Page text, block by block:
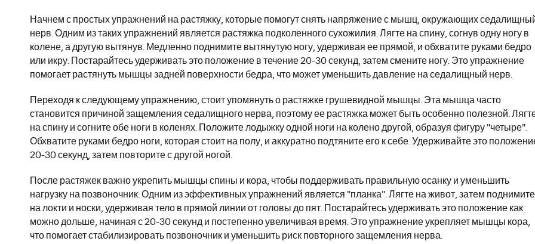
Начнем с простых упражнений на растяжку, которые помогут снять напряжение с мышц, окружающих
нерв. Одним из таких упражнений является растяжка подколенного сухожилия. Лягте на спину, согнув одну ногу в
колене, а другую вытянув. Медленно поднимите вытянутую ногу, удерживая ее прямой, и обхватите руками бедро
или икру. Постарайтесь удерживать это положение в течение 20-30 секунд, затем смените ногу. Это упражнение
помогает растянуть мышцы задней поверхности бедра, что может уменьшить давление на седалищный нерв.
Переходя к следующему упражнению, стоит упомянуть о растяжке грушевидной мышцы. Эта мышца часто
становится причиной защемления седалищного нерва, поэтому ее растяжка может быть особенно полезной.
на спину и согните обе ноги в коленях. Положите лодыжку одной ноги на колено другой, образуя фигуру "четыре".
Обхватите руками бедро ноги, которая стоит на полу, и аккуратно подтяните его к себе. Удерживайте это
20-30 секунд, затем повторите с другой ногой.
После растяжек важно укрепить мышцы спины и кора, чтобы поддерживать правильную осанку и уменьшить
нагрузку на позвоночник. Одним из эффективных упражнений является "планка". Лягте на живот, затем
на локти и носки, удерживая тело в прямой линии от головы до пят. Постарайтесь удерживать это положение как
можно дольше, начиная с 20-30 секунд и постепенно увеличивая время. Это упражнение укрепляет мышцы кора,
что помогает стабилизировать позвоночник и уменьшить риск повторного защемления нерва.